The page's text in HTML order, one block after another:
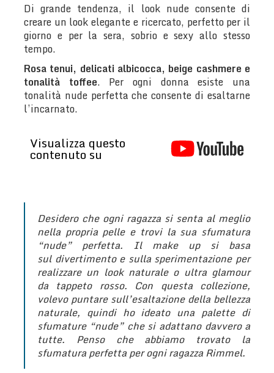
Di grande tendenza, il look nude consente di
creare un look elegante e ricercato, perfetto per il
giorno e per la sera, sobrio e sexy allo stesso
tempo.
Rosa tenui, delicati albicocca, beige cashmere e
tonalità toffee. Per ogni donna esiste una
tonalità nude perfetta che consente di esaltarne
l’incarnato.
Visualizza questo
contenuto su
Desidero che ogni ragazza si senta al meglio
nella propria pelle e trovi la sua sfumatura
“nude” perfetta. Il make up si basa
sul divertimento e sulla sperimentazione per
realizzare un look naturale o ultra glamour
da tappeto rosso. Con questa collezione,
volevo puntare sull’esaltazione della bellezza
naturale, quindi ho ideato una palette di
sfumature “nude” che si adattano davvero a
tutte. Penso che abbiamo trovato la
sfumatura perfetta per ogni ragazza Rimmel.